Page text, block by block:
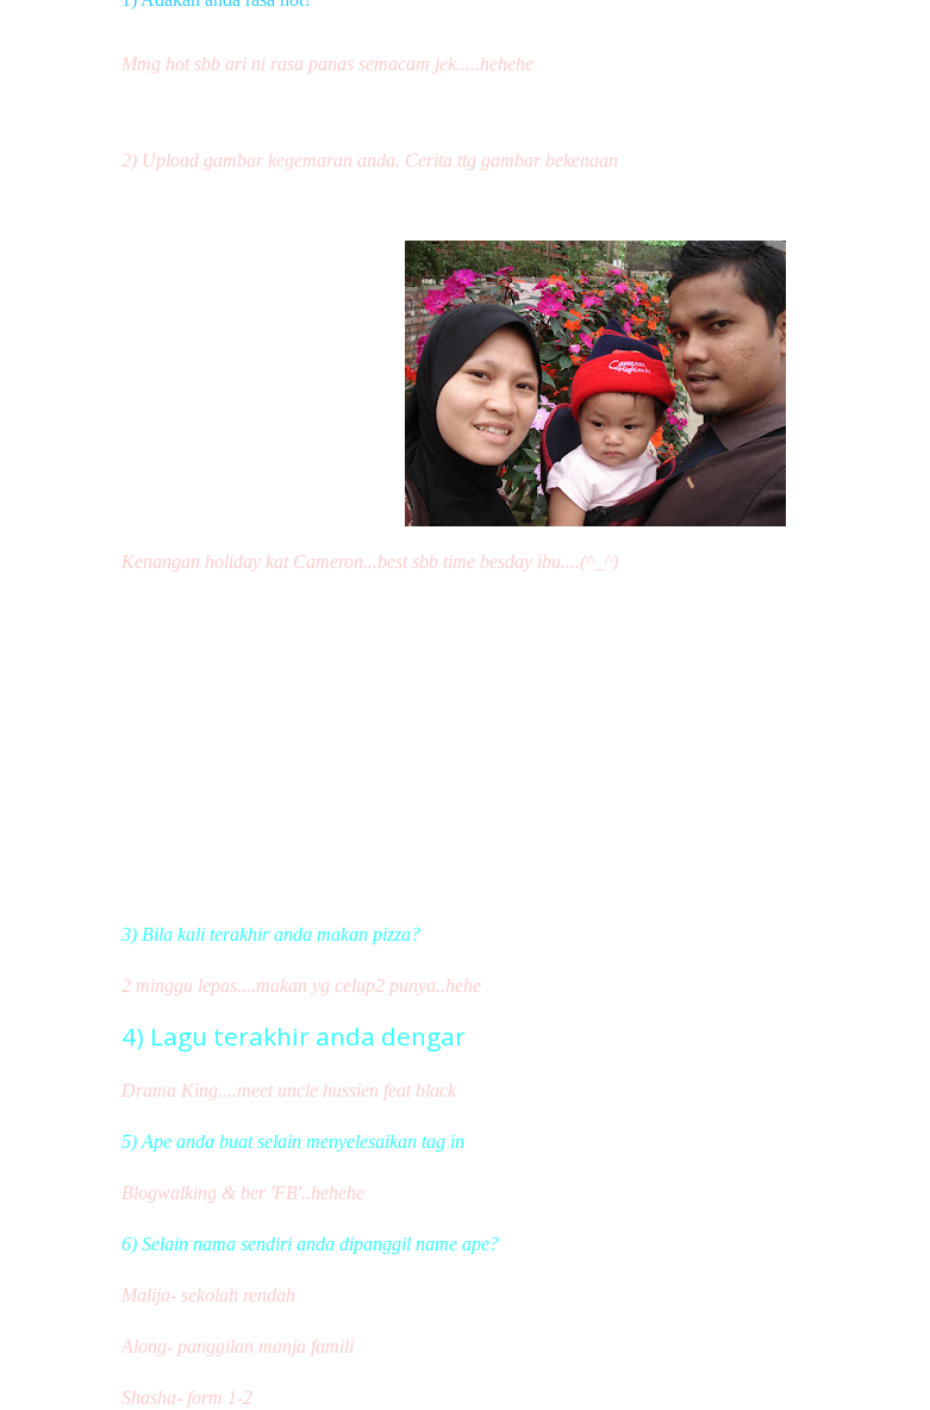
Mmg hot sbb ari ni rasa panas semacam jek.....hehehe
2) Upload gambar kegemaran anda. Cerita ttg gambar bekenaan
Kenangan holiday kat Cameron...best sbb time besday ibu....(^_^)
3) Bila kali terakhir anda makan pizza?
2 minggu lepas....makan yg celup2 punya..hehe
4) Lagu terakhir anda dengar
Drama King....meet uncle hussien feat black
5) Ape anda buat selain menyelesaikan tag in
Blogwalking & ber 'FB'..hehehe
6) Selain nama sendiri anda dipanggil name ape?
Malija- sekolah rendah
Along- panggilan manja famili
Shasha- form 1-2